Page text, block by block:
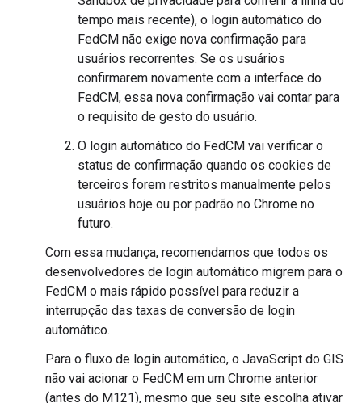
tempo mais recente), o login automático do
FedCM não exige nova confirmação para
usuários recorrentes. Se os usuários
confirmarem novamente com a interface do
FedCM, essa nova confirmação vai contar para
o requisito de gesto do usuário.
O login automático do FedCM vai verificar o
status de confirmação quando os cookies de
terceiros forem restritos manualmente pelos
usuários hoje ou por padrão no Chrome no
futuro.
Com essa mudança, recomendamos que todos os
desenvolvedores de login automático migrem para o
FedCM o mais rápido possível para reduzir a
interrupção das taxas de conversão de login
automático.
Para o fluxo de login automático, o JavaScript do GIS
não vai acionar o FedCM em um Chrome anterior
(antes do M121), mesmo que seu site escolha ativar